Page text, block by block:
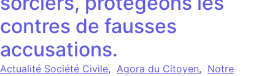
contres de fausses
accusations.
Actualité Société Civile, Agora du Citoyen, Notre